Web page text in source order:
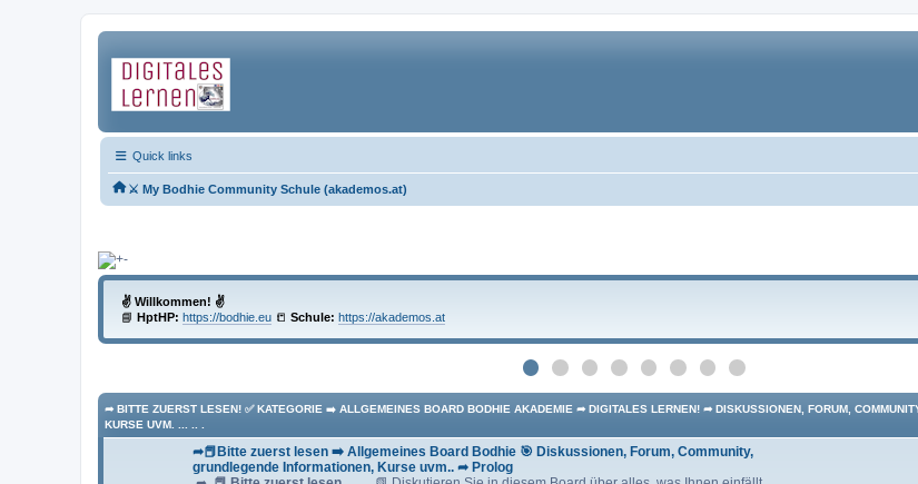
Quick links
⚔ My Bodhie Community Schule (akademos.at)
✌ Willkommen! ✌
📘 HptHP: https://bodhie.eu 📒 Schule: https://akademos.at
➦ BITTE ZUERST LESEN! ✅ KATEGORIE ➡️ ALLGEMEINES BOARD BODHIE AKADEMIE ➦ DIGITALES LERNEN! ➦ DISKUSSIONEN, FORUM,
KURSE UVM. ... .. .
➦📕Bitte zuerst lesen ➡️ Allgemeines Board Bodhie 🎯 Diskussionen, Forum, Community,
grundlegende Informationen, Kurse uvm.. ➦ Prolog